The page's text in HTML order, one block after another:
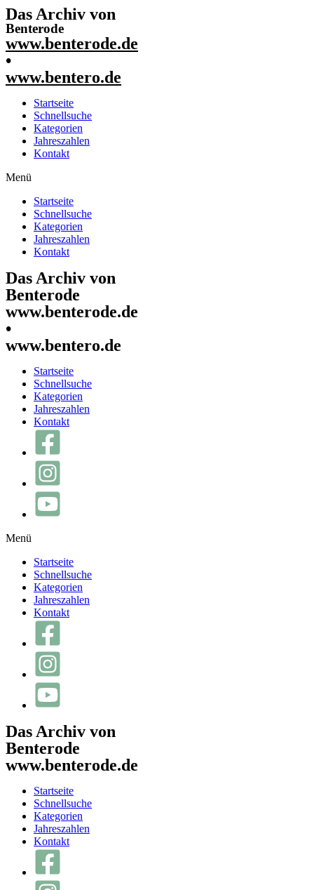
Das Archiv von
Benterode
www.benterode.de
•
www.bentero.de
Startseite
Schnellsuche
Kategorien
Jahreszahlen
Kontakt
Menü
Startseite
Schnellsuche
Kategorien
Jahreszahlen
Kontakt
Das Archiv von
Benterode
www.benterode.de
•
www.bentero.de
Startseite
Schnellsuche
Kategorien
Jahreszahlen
Kontakt
Menü
Startseite
Schnellsuche
Kategorien
Jahreszahlen
Kontakt
Das Archiv von
Benterode
www.benterode.de
Startseite
Schnellsuche
Kategorien
Jahreszahlen
Kontakt